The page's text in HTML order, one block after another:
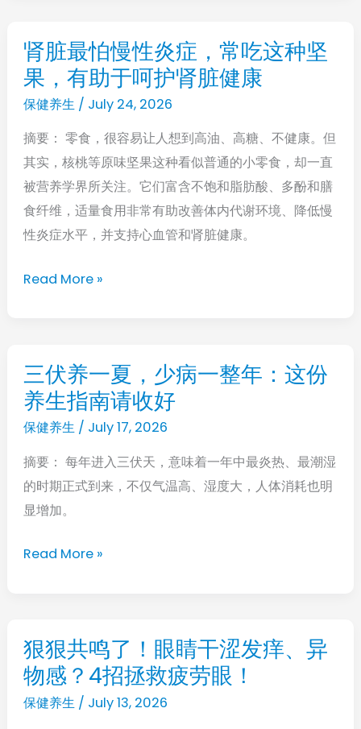
解
其
真
正
功
效
肾脏最怕慢性炎症，常吃这种坚
果，有助于呵护肾脏健康
保健养生/ July 24, 2026
摘要： 零食，很容易让人想到高油、高糖、不健康。但
其实，核桃等原味坚果这种看似普通的小零食，却一直
被营养学界所关注。它们富含不饱和脂肪酸、多酚和膳
食纤维，适量食用非常有助改善体内代谢环境、降低慢
性炎症水平，并支持心血管和肾脏健康。
肾
脏
最
慢
性
炎
症，
常
这
果，
有
助
于
呵
护
肾
健
Read More »
三伏养一夏，少病一整年：这份
养生指南请收好
保健养生/ July 17, 2026
摘要： 每年进入三伏天，意味着一年中最炎热、最潮湿
的时期正式到来，不仅气温高、湿度大，人体消耗也明
显增加。
三
伏
养
夏，
少
病
份
养
生
指
Read More »
狠狠共鸣了！眼睛干涩发痒、异
物感？4招拯救疲劳眼！
保健养生/ July 13, 2026
狠
狠
共